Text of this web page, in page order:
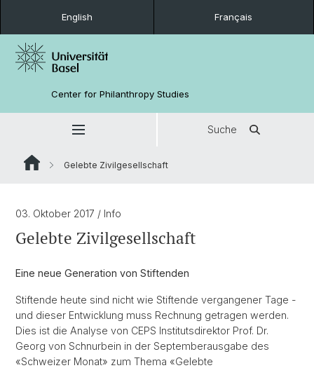
English Français
Center for Philanthropy Studies
Suche
Gelebte Zivilgesellschaft
03. Oktober 2017 / Info
Gelebte Zivilgesellschaft
Eine neue Generation von Stiftenden
Stiftende heute sind nicht wie Stiftende vergangener Tage -
und dieser Entwicklung muss Rechnung getragen werden.
Dies ist die Analyse von CEPS Institutsdirektor Prof. Dr.
Georg von Schnurbein in der Septemberausgabe des
«Schweizer Monat» zum Thema «Gelebte